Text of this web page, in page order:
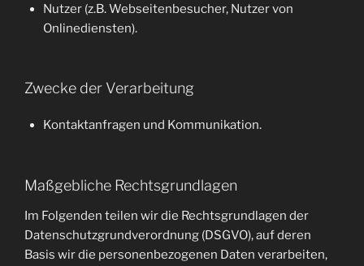
Nutzer (z.B. Webseitenbesucher, Nutzer von
Onlinediensten).
Zwecke der Verarbeitung
Kontaktanfragen und Kommunikation.
Maßgebliche Rechtsgrundlagen
Im Folgenden teilen wir die Rechtsgrundlagen der
Datenschutzgrundverordnung (DSGVO), auf deren
Basis wir die personenbezogenen Daten verarbeiten,